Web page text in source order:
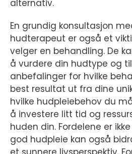
alternativ.
En grundig konsultasjon
hudterapeut er også et
velger en behandling. De
å vurdere din hudtype og
anbefalinger for hvilke
best resultat ut fra dine
hvilke hudpleiebehov du
å investere litt tid og
huden din. Fordelene er
god hudpleie kan også